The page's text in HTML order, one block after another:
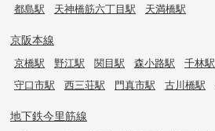
都島駅
天神橋筋六丁目駅 天満橋駅
京阪本線
京橋駅 野江駅 関目駅 森小路駅 千林駅
守口市駅
西三荘駅 門真市駅 古川橋駅
地下鉄今里筋線